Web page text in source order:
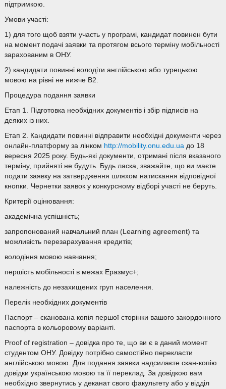
підтримкою.
Умови участі:
1) для того щоб взяти участь у програмі, кандидат повинен бути
на момент подачі заявки та протягом всього терміну мобільності
зарахованим в ОНУ.
2) кандидати повинні володіти англійською або турецькою
мовою на рівні не нижче B2.
Процедура подання заявки
Етап 1. Підготовка необхідних документів і збір підписів на
деяких із них.
Етап 2. Кандидати повинні відправити необхідні документи через
онлайн-платформу за лінком http://mobility.onu.edu.uaдо 18
вересня 2025 року. Будь-які документи, отримані після вказаного
терміну, прийняті не будуть. Будь ласка, зважайте, що ви маєте
подати заявку на затвердження шляхом натискання відповідної
кнопки. Чернетки заявок у конкурсному відборі участі не беруть.
Критерії оцінювання:
академічна успішність;
запропонований навчальний план (Learning agreement) та
можливість перезарахування кредитів;
володіння мовою навчання;
першість мобільності в межах Еразмус+;
належність до незахищених груп населення.
Перелік необхідних документів
Паспорт – сканована копія першої сторінки вашого закордонного
паспорта в кольоровому варіанті.
Proof of registration – довідка про те, що ви є в даний момент
студентом ОНУ. Довідку потрібно самостійно перекласти
англійською мовою. Для подання заявки надсилаєте скан-копію
довідки українською мовою та її переклад. За довідкою вам
необхідно звернутись у деканат свого факультету або у відділ